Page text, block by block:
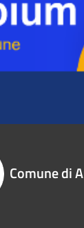
Comune di